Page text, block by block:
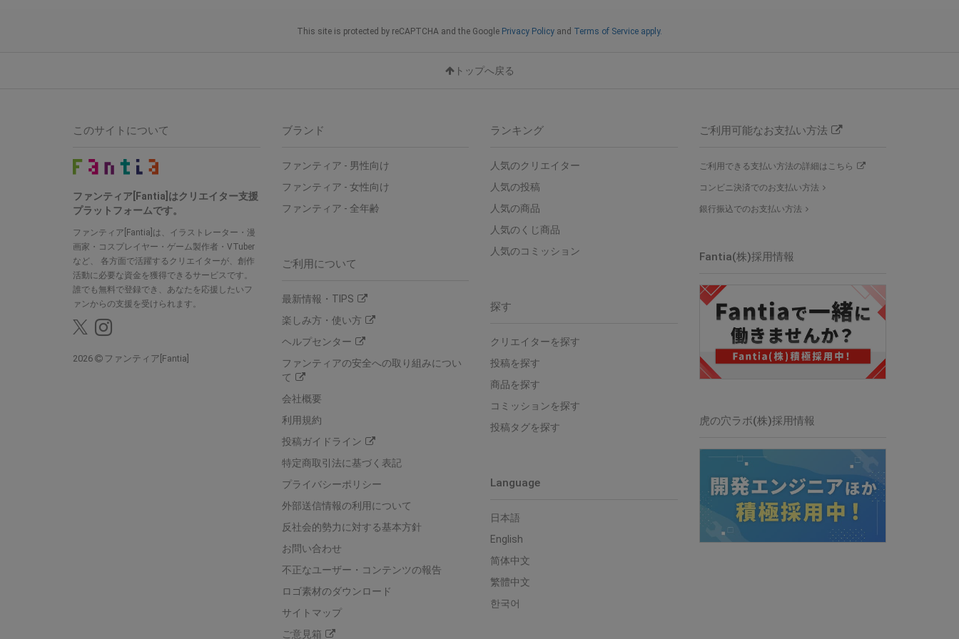
This site is protected by reCAPTCHA and the Google Privacy Policy and Terms of Service apply.
トップへ戻る
ブランド
ファンティア - 男性向け
ファンティア - 女性向け
ファンティア - 全年齢
ご利用について
最新情報・TIPS
楽しみ方・使い方
ヘルプセンター
ファンティアの安全への取り組みについ
て
会社概要
利用規約
投稿ガイドライン
特定商取引法に基づく表記
プライバシーポリシー
外部送信情報の利用について
反社会的勢力に対する基本方針
お問い合わせ
不正なユーザー・コンテンツの報告
ロゴ素材のダウンロード
サイトマップ
ご意見箱
ランキング
人気のクリエイター
人気の投稿
人気の商品
人気のくじ商品
人気のコミッション
探す
クリエイターを探す
投稿を探す
商品を探す
コミッションを探す
投稿タグを探す
Language
日本語
English
简体中文
繁體中文
한국어
ご利用可能なお支払い方法
ご利用できる支払い方法の詳細はこちら
コンビニ決済でのお支払い方法
銀行振込でのお支払い方法
Fantia(株)採用情報
虎の穴ラボ(株)採用情報
このサイトについて
ファンティア[Fantia]はクリエイター支援
プラットフォームです。
ファンティア[Fantia]は、イラストレーター・漫
画家・コスプレイヤー・ゲーム製作者・VTuber
など、 各方面で活躍するクリエイターが、創作
活動に必要な資金を獲得できるサービスです。
誰でも無料で登録でき、あなたを応援したいフ
ァンからの支援を受けられます。
2026 ファンティア[Fantia]